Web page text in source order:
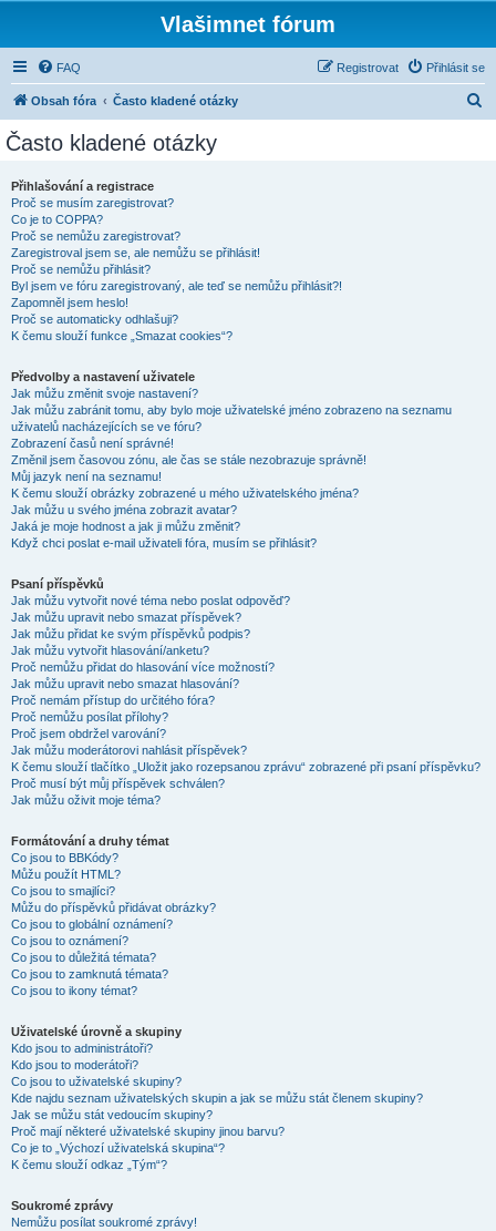
Vlašimnet fórum
FAQ Přihlásit se
Registrovat
Obsah fóra Často kladené otázky
Často kladené otázky
Přihlašování a registrace
Proč se musím zaregistrovat?
Co je to COPPA?
Proč se nemůžu zaregistrovat?
Zaregistroval jsem se, ale nemůžu se přihlásit!
Proč se nemůžu přihlásit?
Byl jsem ve fóru zaregistrovaný, ale teď se nemůžu přihlásit?!
Zapomněl jsem heslo!
Proč se automaticky odhlašuji?
K čemu slouží funkce „Smazat cookies“?
Předvolby a nastavení uživatele
Jak můžu změnit svoje nastavení?
Jak můžu zabránit tomu, aby bylo moje uživatelské jméno zobrazeno na seznamu
uživatelů nacházejících se ve fóru?
Zobrazení časů není správné!
Změnil jsem časovou zónu, ale čas se stále nezobrazuje správně!
Můj jazyk není na seznamu!
K čemu slouží obrázky zobrazené u mého uživatelského jména?
Jak můžu u svého jména zobrazit avatar?
Jaká je moje hodnost a jak ji můžu změnit?
Když chci poslat e-mail uživateli fóra, musím se přihlásit?
Psaní příspěvků
Jak můžu vytvořit nové téma nebo poslat odpověď?
Jak můžu upravit nebo smazat příspěvek?
Jak můžu přidat ke svým příspěvků podpis?
Jak můžu vytvořit hlasování/anketu?
Proč nemůžu přidat do hlasování více možností?
Jak můžu upravit nebo smazat hlasování?
Proč nemám přístup do určitého fóra?
Proč nemůžu posílat přílohy?
Proč jsem obdržel varování?
Jak můžu moderátorovi nahlásit příspěvek?
K čemu slouží tlačítko „Uložit jako rozepsanou zprávu“ zobrazené při psaní příspěvku?
Proč musí být můj příspěvek schválen?
Jak můžu oživit moje téma?
Formátování a druhy témat
Co jsou to BBKódy?
Můžu použít HTML?
Co jsou to smajlíci?
Můžu do příspěvků přidávat obrázky?
Co jsou to globální oznámení?
Co jsou to oznámení?
Co jsou to důležitá témata?
Co jsou to zamknutá témata?
Co jsou to ikony témat?
Uživatelské úrovně a skupiny
Kdo jsou to administrátoři?
Kdo jsou to moderátoři?
Co jsou to uživatelské skupiny?
Kde najdu seznam uživatelských skupin a jak se můžu stát členem skupiny?
Jak se můžu stát vedoucím skupiny?
Proč mají některé uživatelské skupiny jinou barvu?
Co je to „Výchozí uživatelská skupina“?
K čemu slouží odkaz „Tým“?
Soukromé zprávy
Nemůžu posílat soukromé zprávy!